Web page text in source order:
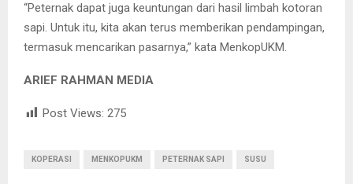
“Peternak dapat juga keuntungan dari hasil limbah kotoran
sapi. Untuk itu, kita akan terus memberikan pendampingan,
termasuk mencarikan pasarnya,” kata MenkopUKM.
ARIEF RAHMAN MEDIA
Post Views: 275
KOPERASI MENKOPUKM PETERNAK SAPI SUSU